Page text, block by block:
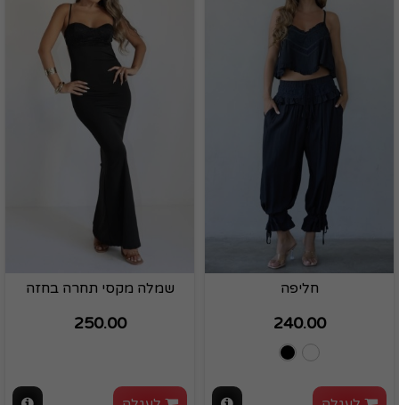
חליפה
240.00
שמלה מקסי תחרה בחזה
250.00